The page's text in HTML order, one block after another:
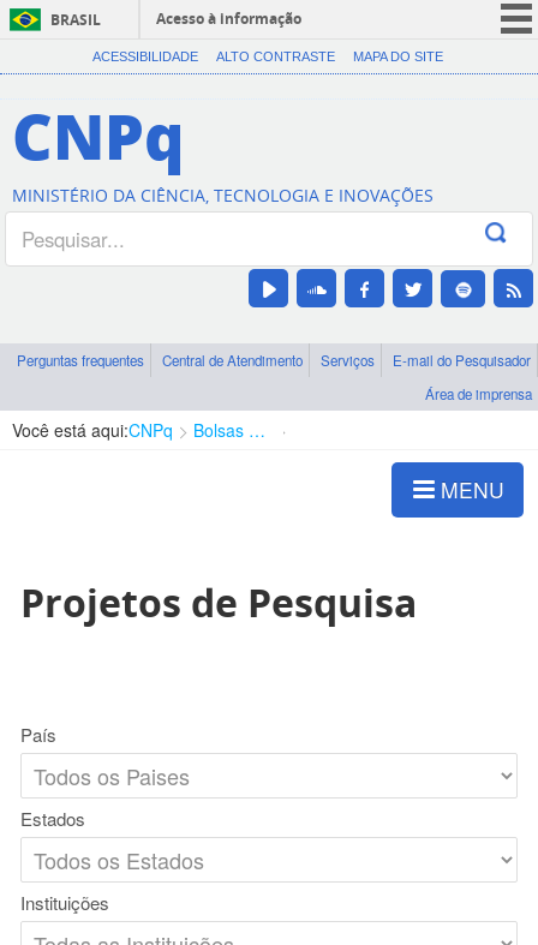
BRASIL
Acesso à informação
CORONAVÍRUS (COVID-19)
Canais
ACESSIBILIDADE ALTO CONTRASTE MAPA DO SITE
CNPq
MINISTÉRIO DA CIÊNCIA, TECNOLOGIA E INOVAÇÕES
Perguntas frequentes Central de Atendimento Serviços
E-mail do Pesquisador
Área de imprensa
Você está aqui:CNPq Bolsas e Auxílios Vigentes
MENU
Projetos de Pesquisa
País
Estados
Instituições